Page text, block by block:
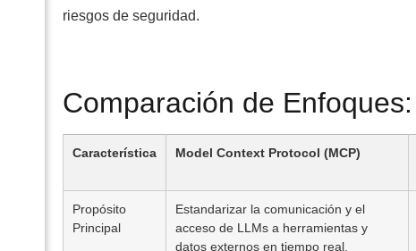
riesgos de seguridad.
Comparación de
Característica Model Context Protocol (MCP)
Propósito
Principal
Estandarizar la comunicación y el
acceso de LLMs a herramientas y
datos externos en tiempo real.